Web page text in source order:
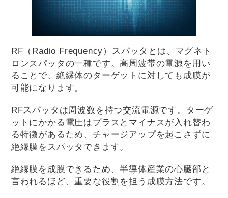
RF（Radio Frequency）スパッタとは、マグネト
ロンスパッタの一種です。高周波帯の電源を用い
ることで、絶縁体のターゲットに対しても成膜が
可能になります。
RFスパッタは周波数を持つ交流電源です。ターゲ
ットにかかる電圧はプラスとマイナスが入れ替わ
る特徴があるため、チャージアップを起こさずに
絶縁膜をスパッタできます。
絶縁膜を成膜できるため、半導体産業の心臓部と
言われるほど、重要な役割を担う成膜方法です。